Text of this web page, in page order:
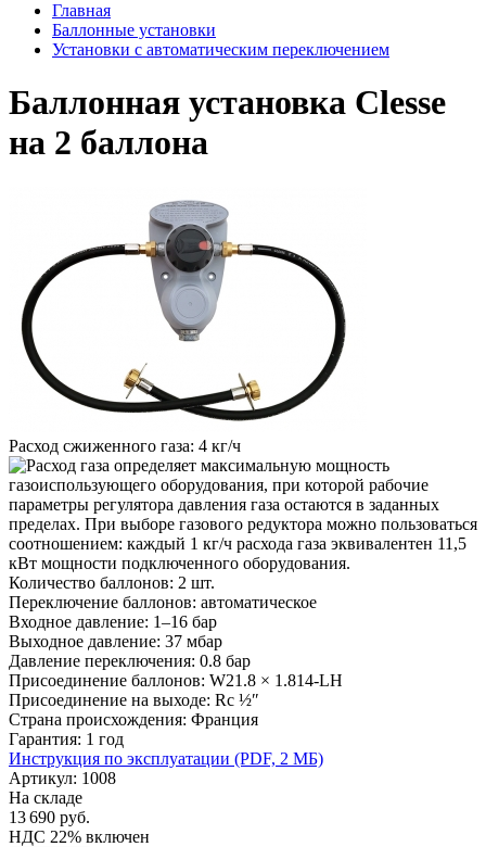
Главная
Баллонные установки
Установки с автоматическим переключением
Баллонная установка Clesse
на 2 баллона
Расход сжиженного газа: 4 кг/ч
Количество баллонов: 2 шт.
Переключение баллонов: автоматическое
Входное давление: 1–16 бар
Выходное давление: 37 мбар
Давление переключения: 0.8 бар
Присоединение баллонов: W21.8 × 1.814-LH
Присоединение на выходе: Rc ½″
Страна происхождения: Франция
Гарантия: 1 год
Инструкция по эксплуатации (PDF, 2 MБ)
Артикул: 1008
На складе
13 690 руб.
НДС 22% включен